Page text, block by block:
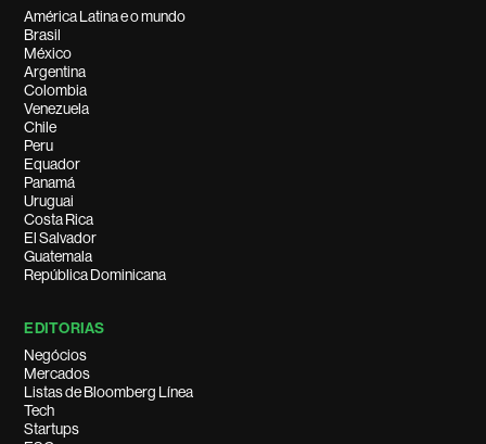
América Latina e o mundo
Brasil
México
Argentina
Colombia
Venezuela
Chile
Peru
Equador
Panamá
Uruguai
Costa Rica
El Salvador
Guatemala
República Dominicana
EDITORIAS
Negócios
Mercados
Listas de Bloomberg Línea
Tech
Startups